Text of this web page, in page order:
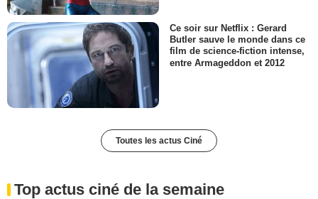
Ce soir sur Netflix : Gerard
Butler sauve le monde dans ce
film de science-fiction intense,
entre Armageddon et 2012
Toutes les actus Ciné
Top actus ciné de la semaine